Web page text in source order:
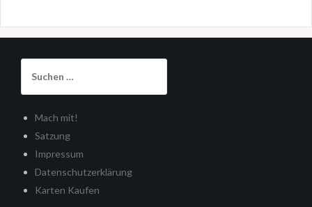
nach:
Mach mit!
Satzung
Impressum
Datenschutzerklärung
Karten Kaufen